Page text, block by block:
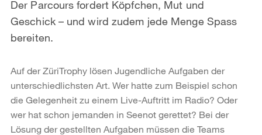
Der Parcours fordert Köpfchen, Mut und
Geschick – und wird zudem jede Menge Spass
bereiten.
Auf der ZüriTrophy lösen Jugendliche Aufgaben der
unterschiedlichsten Art. Wer hatte zum Beispiel schon
die Gelegenheit zu einem Live-Auftritt im Radio? Oder
wer hat schon jemanden in Seenot gerettet? Bei der
Lösung der gestellten Aufgaben müssen die Teams